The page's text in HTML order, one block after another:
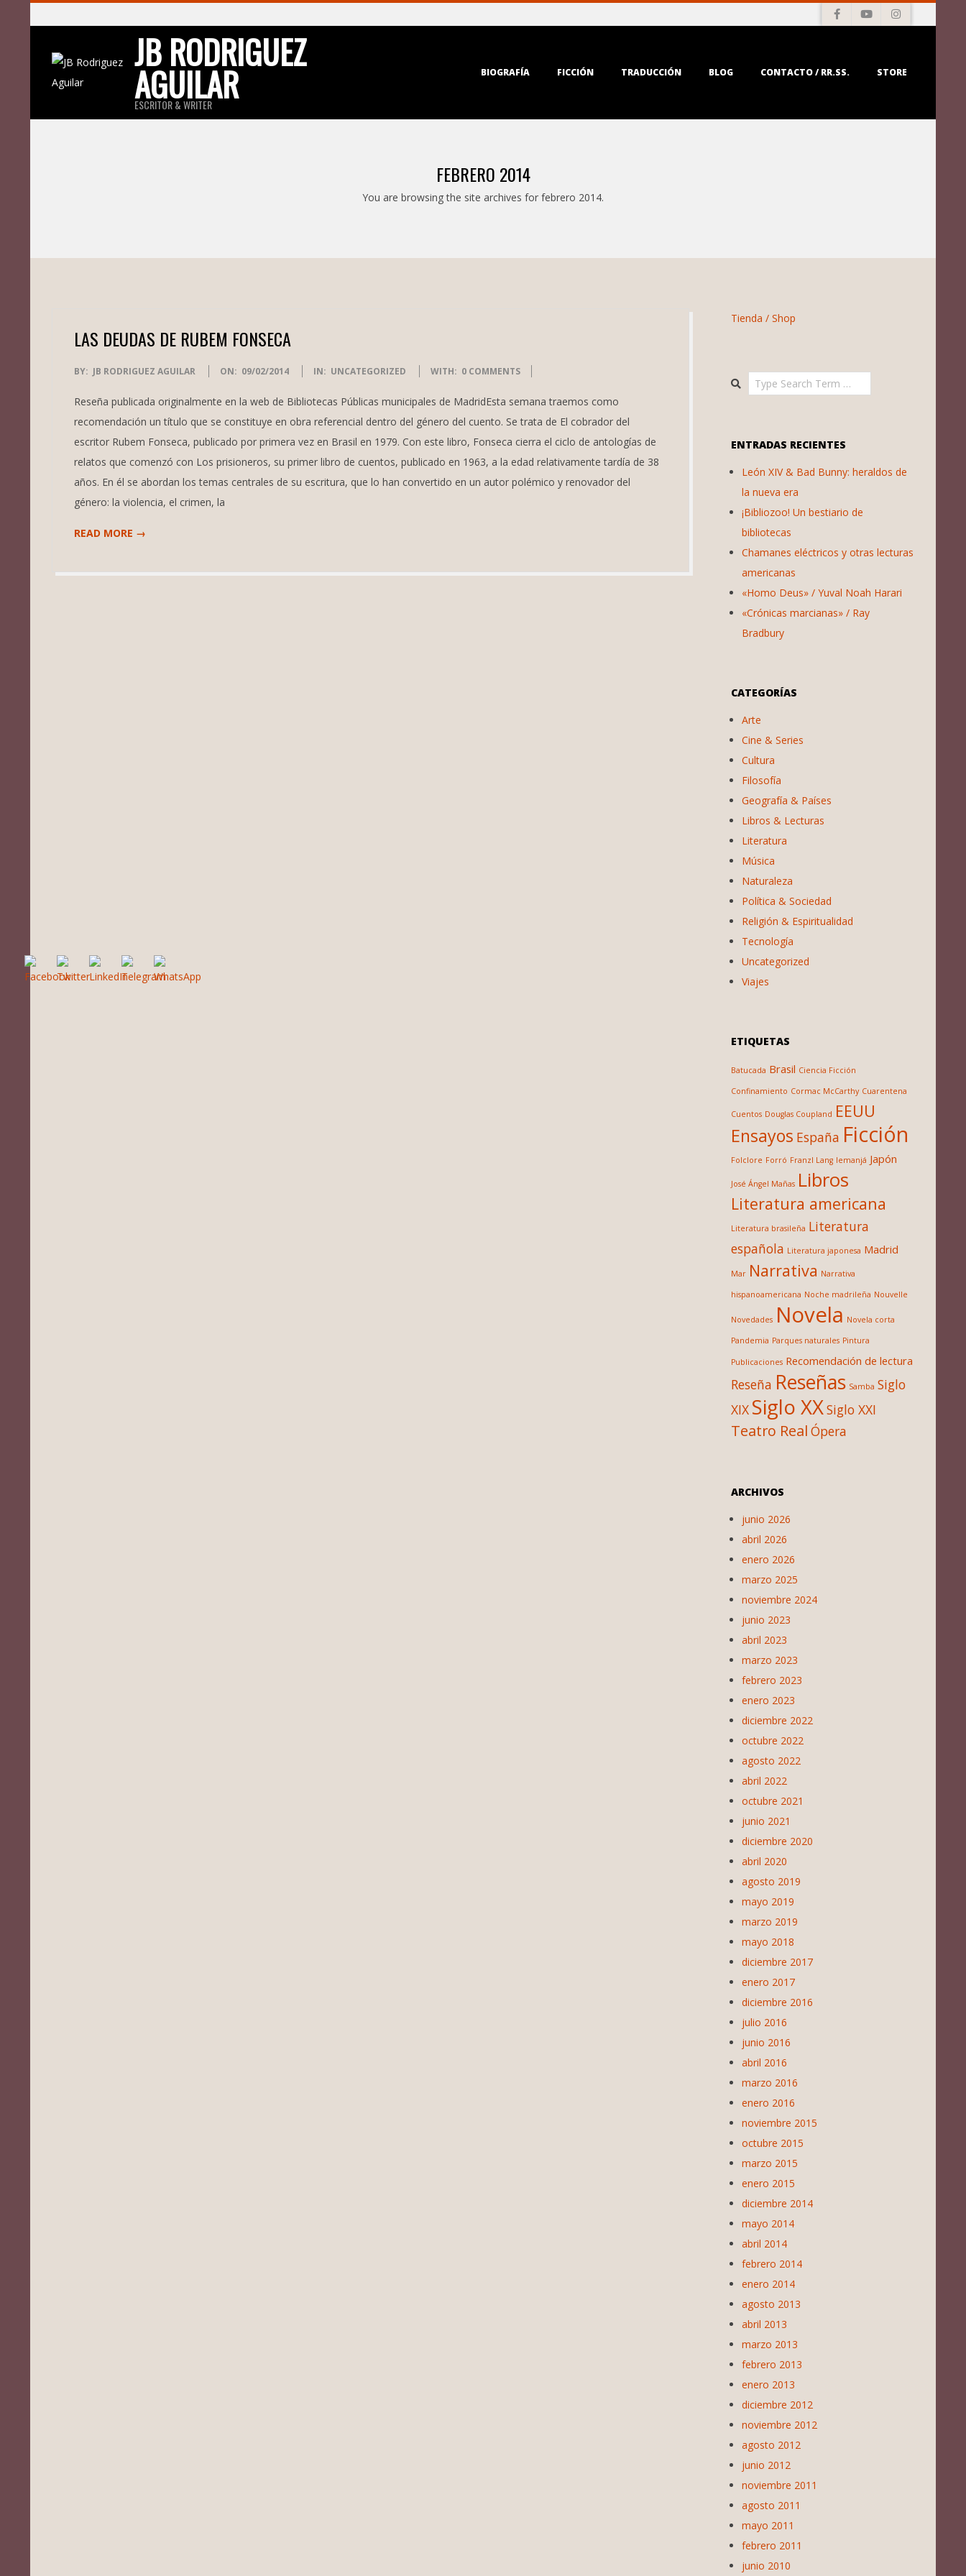
JB RODRIGUEZ
AGUILAR
ESCRITOR & WRITER
BIOGRAFÍA FICCIÓN TRADUCCIÓN BLOG CONTACTO / RR.SS. STORE
FEBRERO 2014
You are browsing the site archives for febrero 2014.
LAS DEUDAS DE RUBEM FONSECA
2014-
09
BY: JB RODRIGUEZ AGUILAR ON: 09/02/2014 IN: UNCATEGORIZED WITH: 0 COMMENTS
Reseña publicada originalmente en la web de Bibliotecas Públicas municipales de MadridEsta semana traemos como
recomendación un título que se constituye en obra referencial dentro del género del cuento. Se trata de El cobrador del
escritor Rubem Fonseca, publicado por primera vez en Brasil en 1979. Con este libro, Fonseca cierra el ciclo de antologías de
relatos que comenzó con Los prisioneros, su primer libro de cuentos, publicado en 1963, a la edad relativamente tardía de 38
años. En él se abordan los temas centrales de su escritura, que lo han convertido en un autor polémico y renovador del
género: la violencia, el crimen, la
READ MORE →
Tienda / Shop
Search
ENTRADAS RECIENTES
León XIV & Bad Bunny: heraldos de
la nueva era
¡Bibliozoo! Un bestiario de
bibliotecas
Chamanes eléctricos y otras lecturas
americanas
«Homo Deus» / Yuval Noah Harari
«Crónicas marcianas» / Ray
Bradbury
CATEGORÍAS
Arte
Cine & Series
Cultura
Filosofía
Geografía & Países
Libros & Lecturas
Literatura
Música
Naturaleza
Política & Sociedad
Religión & Espiritualidad
Tecnología
Uncategorized
Viajes
ETIQUETAS
Batucada Brasil Ciencia Ficción
Confinamiento Cormac McCarthy Cuarentena
Cuentos Douglas Coupland EEUU
Ensayos España Ficción
Folclore Forró Franzl Lang Iemanjá Japón
José Ángel Mañas Libros
Literatura americana
Literatura brasileña Literatura
española Literatura japonesa Madrid
Mar Narrativa Narrativa
hispanoamericana Noche madrileña Nouvelle
Novedades Novela Novela corta
Pandemia Parques naturales Pintura
Publicaciones Recomendación de lectura
Reseña Reseñas Samba Siglo
XIX Siglo XXSiglo XXI
Teatro Real Ópera
ARCHIVOS
junio 2026
abril 2026
enero 2026
marzo 2025
noviembre 2024
junio 2023
abril 2023
marzo 2023
febrero 2023
enero 2023
diciembre 2022
octubre 2022
agosto 2022
abril 2022
octubre 2021
junio 2021
diciembre 2020
abril 2020
agosto 2019
mayo 2019
marzo 2019
mayo 2018
diciembre 2017
enero 2017
diciembre 2016
julio 2016
junio 2016
abril 2016
marzo 2016
enero 2016
noviembre 2015
octubre 2015
marzo 2015
enero 2015
diciembre 2014
mayo 2014
abril 2014
febrero 2014
enero 2014
agosto 2013
abril 2013
marzo 2013
febrero 2013
enero 2013
diciembre 2012
noviembre 2012
agosto 2012
junio 2012
noviembre 2011
agosto 2011
mayo 2011
febrero 2011
junio 2010